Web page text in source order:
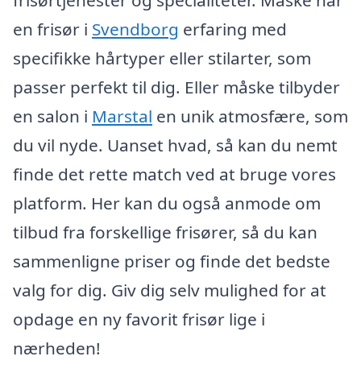
en frisør i Svendborg erfaring med
specifikke hårtyper eller stilarter, som
passer perfekt til dig. Eller måske tilbyder
en salon i Marstal en unik atmosfære, som
du vil nyde. Uanset hvad, så kan du nemt
finde det rette match ved at bruge vores
platform. Her kan du også anmode om
tilbud fra forskellige frisører, så du kan
sammenligne priser og finde det bedste
valg for dig. Giv dig selv mulighed for at
opdage en ny favorit frisør lige i
nærheden!